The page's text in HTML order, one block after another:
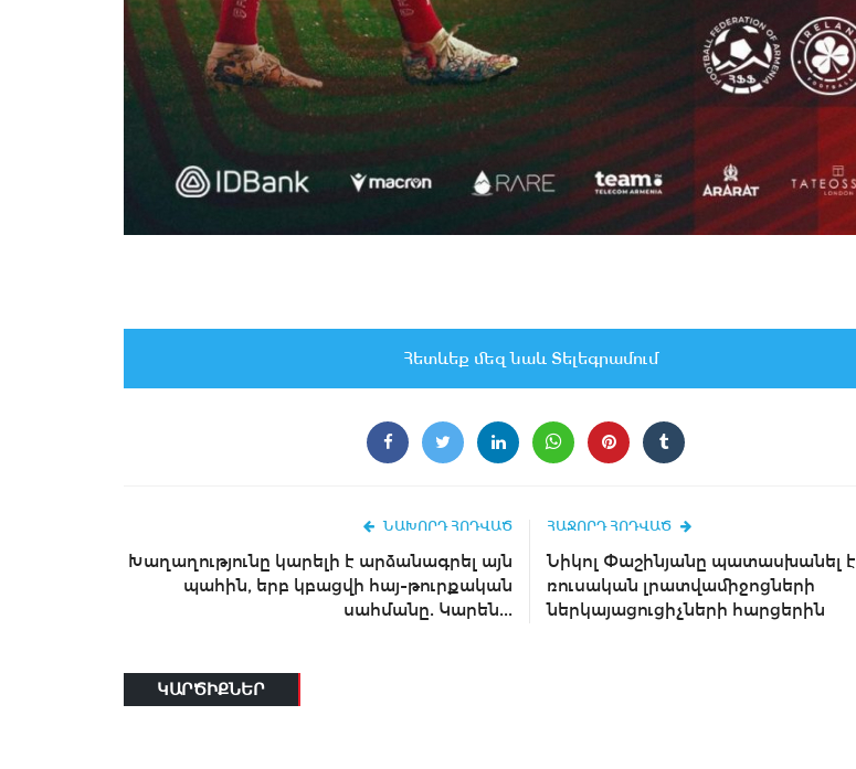
Հետևեք մեզ նաև Տելեգրամում
ՆԱԽՈՐԴ ՀՈԴՎԱԾ
Խաղաղությունը կարելի է արձանագրել այն
պահին, երբ կբացվի հայ-թուրքական
սահմանը. Կարեն...
ՀԱՋՈՐԴ ՀՈԴՎԱԾ
Նիկոլ Փաշինյանը պատասխանել է
ռուսական լրատվամիջոցների
ներկայացուցիչների հարցերին
ԿԱՐԾԻՔՆԵՐ